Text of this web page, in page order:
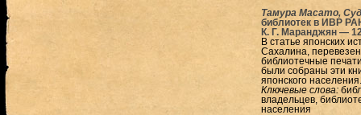
Тамура Масато,
библиотек в ИВР
К. Г. Маранджян —
В статье японских
Сахалина,
библиотечные
были собраны эти
японского населения.
Ключевые слова:
владельцев,
населения